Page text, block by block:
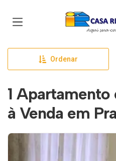
Página
Ordenar
1 Apartamento
à Venda em